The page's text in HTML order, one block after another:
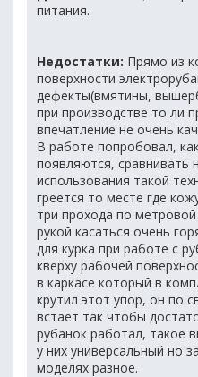
питания.
Недостатки: Прямо из
поверхности
дефекты(вмятины,
при производстве то ли
впечатление не очень
В работе попробовал,
появляются, сравнивать
использования такой
греется то месте где
три прохода по
рукой касаться очень
для курка при работе с
кверху рабочей
в каркасе который в
крутил этот упор, он по
встаёт так чтобы
рубанок работал, такое
у них универсальный но
моделях разное.